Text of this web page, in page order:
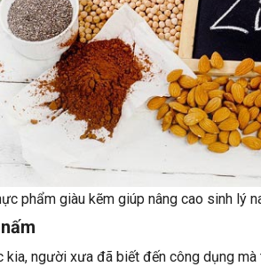
phẩm giàu kẽm giúp nâng cao sinh lý
kia, người xưa đã biết đến công dụng